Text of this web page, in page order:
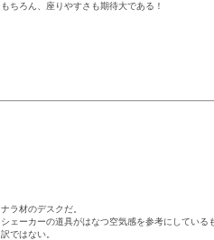
もちろん、座りやすさも期待大である！
ナラ材のデスクだ。
シェーカーの道具がはなつ空気感を参考にしてい
訳ではない。